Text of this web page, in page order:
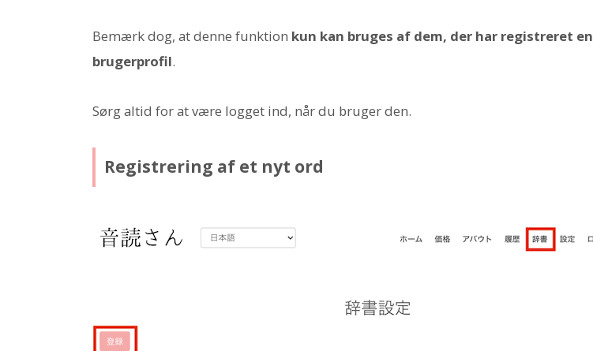
Bemærk dog, at denne funktion kun kan bruges af dem, der har registreret en
brugerprofil.
Sørg altid for at være logget ind, når du bruger den.
Registrering af et nyt ord